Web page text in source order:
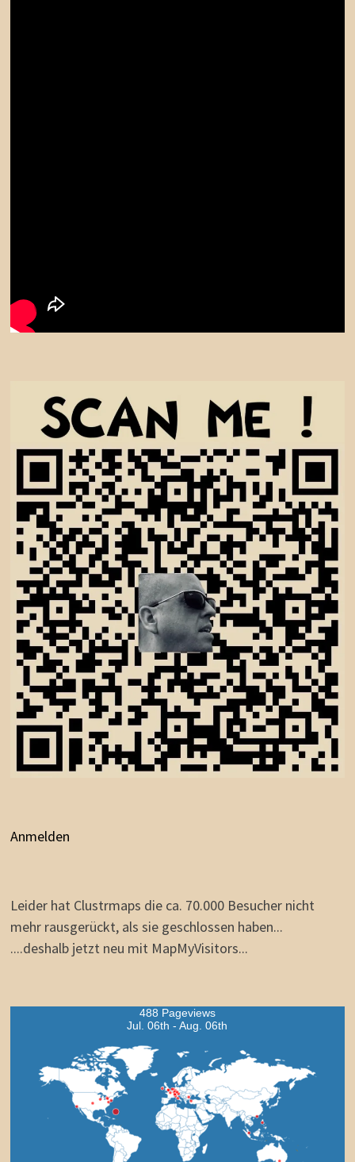
Anmelden
Leider hat Clustrmaps die ca. 70.000 Besucher nicht
mehr rausgerückt, als sie geschlossen haben...
....deshalb jetzt neu mit MapMyVisitors...
488 Pageviews
Jul. 06th - Aug. 06th